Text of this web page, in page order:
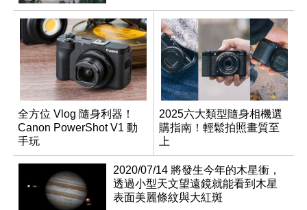
全方位 Vlog 隨身利器！
Canon PowerShot V1 動
手玩
2025六大類型隨身相機選
購指南！輕鬆拍照畫質至
上
2020/07/14 將發生今年的木星衝，
透過小型天文望遠鏡就能看到木星
表面美麗條紋與大紅斑